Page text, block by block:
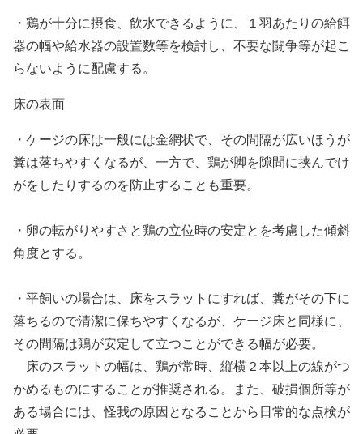
・鶏が十分に摂食、飲水できるように、１羽あたりの給餌
器の幅や給水器の設置数等を検討し、不要な闘争等が起こ
らないように配慮する。
床の表面
・ケージの床は一般には金網状で、その間隔が広いほうが
糞は落ちやすくなるが、一方で、鶏が脚を隙間に挟んでけ
がをしたりするのを防止することも重要。
・卵の転がりやすさと鶏の立位時の安定とを考慮した傾斜
角度とする。
・平飼いの場合は、床をスラットにすれば、糞がその下に
落ちるので清潔に保ちやすくなるが、ケージ床と同様に、
その間隔は鶏が安定して立つことができる幅が必要。
床のスラットの幅は、鶏が常時、縦横２本以上の線がつ
かめるものにすることが推奨される。また、破損個所等が
ある場合には、怪我の原因となることから日常的な点検が